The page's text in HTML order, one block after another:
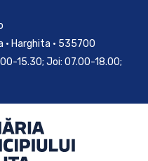
• Harghita • 535700
15.30; Joi: 07.00-18.00;